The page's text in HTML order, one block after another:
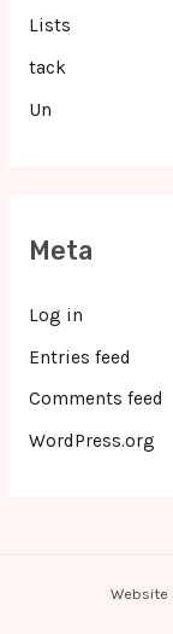
Lists
tack
Un
Meta
Log in
Entries feed
Comments feed
WordPress.org
Website